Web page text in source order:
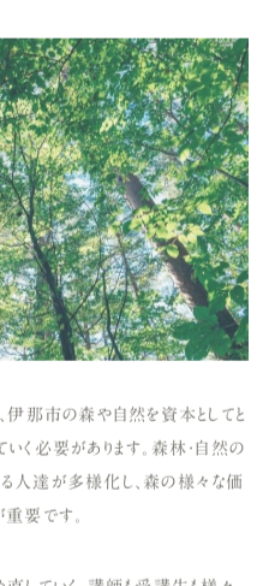
伊那市の森や自然を資本としてと
く必要があります。森林・自然の
人達が多様化し、森の様々な価
要です。
していく。講師も受講生も様々